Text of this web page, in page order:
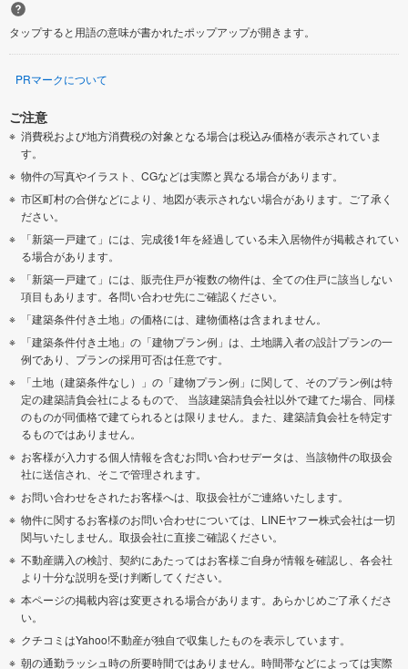
タップすると用語の意味が書かれたポップアップが開きます。
PRマークについて
ご注意
消費税および地方消費税の対象となる場合は税込み価格が表示されていま
す。
物件の写真やイラスト、CGなどは実際と異なる場合があります。
市区町村の合併などにより、地図が表示されない場合があります。ご了承く
ださい。
「新築一戸建て」には、完成後1年を経過している未入居物件が掲載されてい
る場合があります。
「新築一戸建て」には、販売住戸が複数の物件は、全ての住戸に該当しない
項目もあります。各問い合わせ先にご確認ください。
「建築条件付き土地」の価格には、建物価格は含まれません。
「建築条件付き土地」の「建物プラン例」は、土地購入者の設計プランの一
例であり、プランの採用可否は任意です。
「土地（建築条件なし）」の「建物プラン例」に関して、そのプラン例は特
定の建築請負会社によるもので、 当該建築請負会社以外で建てた場合、同様
のものが同価格で建てられるとは限りません。また、建築請負会社を特定す
るものではありません。
お客様が入力する個人情報を含むお問い合わせデータは、当該物件の取扱会
社に送信され、そこで管理されます。
お問い合わせをされたお客様へは、取扱会社がご連絡いたします。
物件に関するお客様のお問い合わせについては、LINEヤフー株式会社は一切
関与いたしません。取扱会社に直接ご確認ください。
不動産購入の検討、契約にあたってはお客様ご自身が情報を確認し、各会社
より十分な説明を受け判断してください。
本ページの掲載内容は変更される場合があります。あらかじめご了承くださ
い。
クチコミはYahoo!不動産が独自で収集したものを表示しています。
朝の通勤ラッシュ時の所要時間ではありません。時間帯などによっては実際